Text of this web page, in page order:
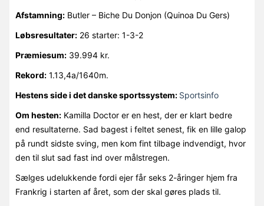
Afstamning:Butler – Biche Du Donjon (Quinoa Du Gers)
Løbsresultater:26 starter: 1-3-2
Præmiesum:39.994 kr.
Rekord:1.13,4a/1640m.
Hestens side i det danske sportssystem: Sportsinfo
Om hesten:Kamilla Doctor er en hest, der er klart bedre
end resultaterne. Sad bagest i feltet senest, fik en lille galop
på rundt sidste sving, men kom fint tilbage indvendigt, hvor
den til slut sad fast ind over målstregen.
Sælges udelukkende fordi ejer får seks 2-åringer hjem fra
Frankrig i starten af året, som der skal gøres plads til.